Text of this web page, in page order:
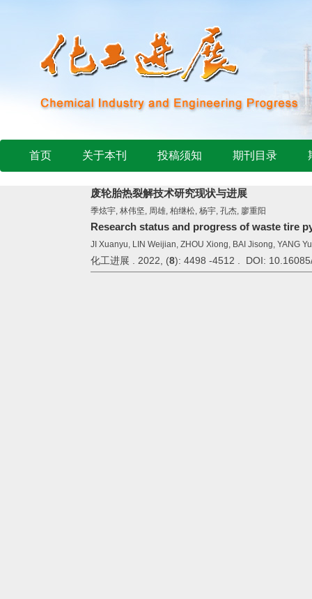
首页 关于本刊 投稿须知 期刊目录
废轮胎热裂解技术研究现状与进展
季炫宇, 林伟坚, 周雄, 柏继松, 杨宇, 孔杰, 廖重阳
Research status and progress of waste tire
JI Xuanyu, LIN Weijian, ZHOU Xiong, BAI Jisong, YANG
化工进展 . 2022, (8): 4498 -4512 . DOI: